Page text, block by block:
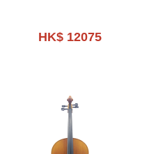
HK$ 12075